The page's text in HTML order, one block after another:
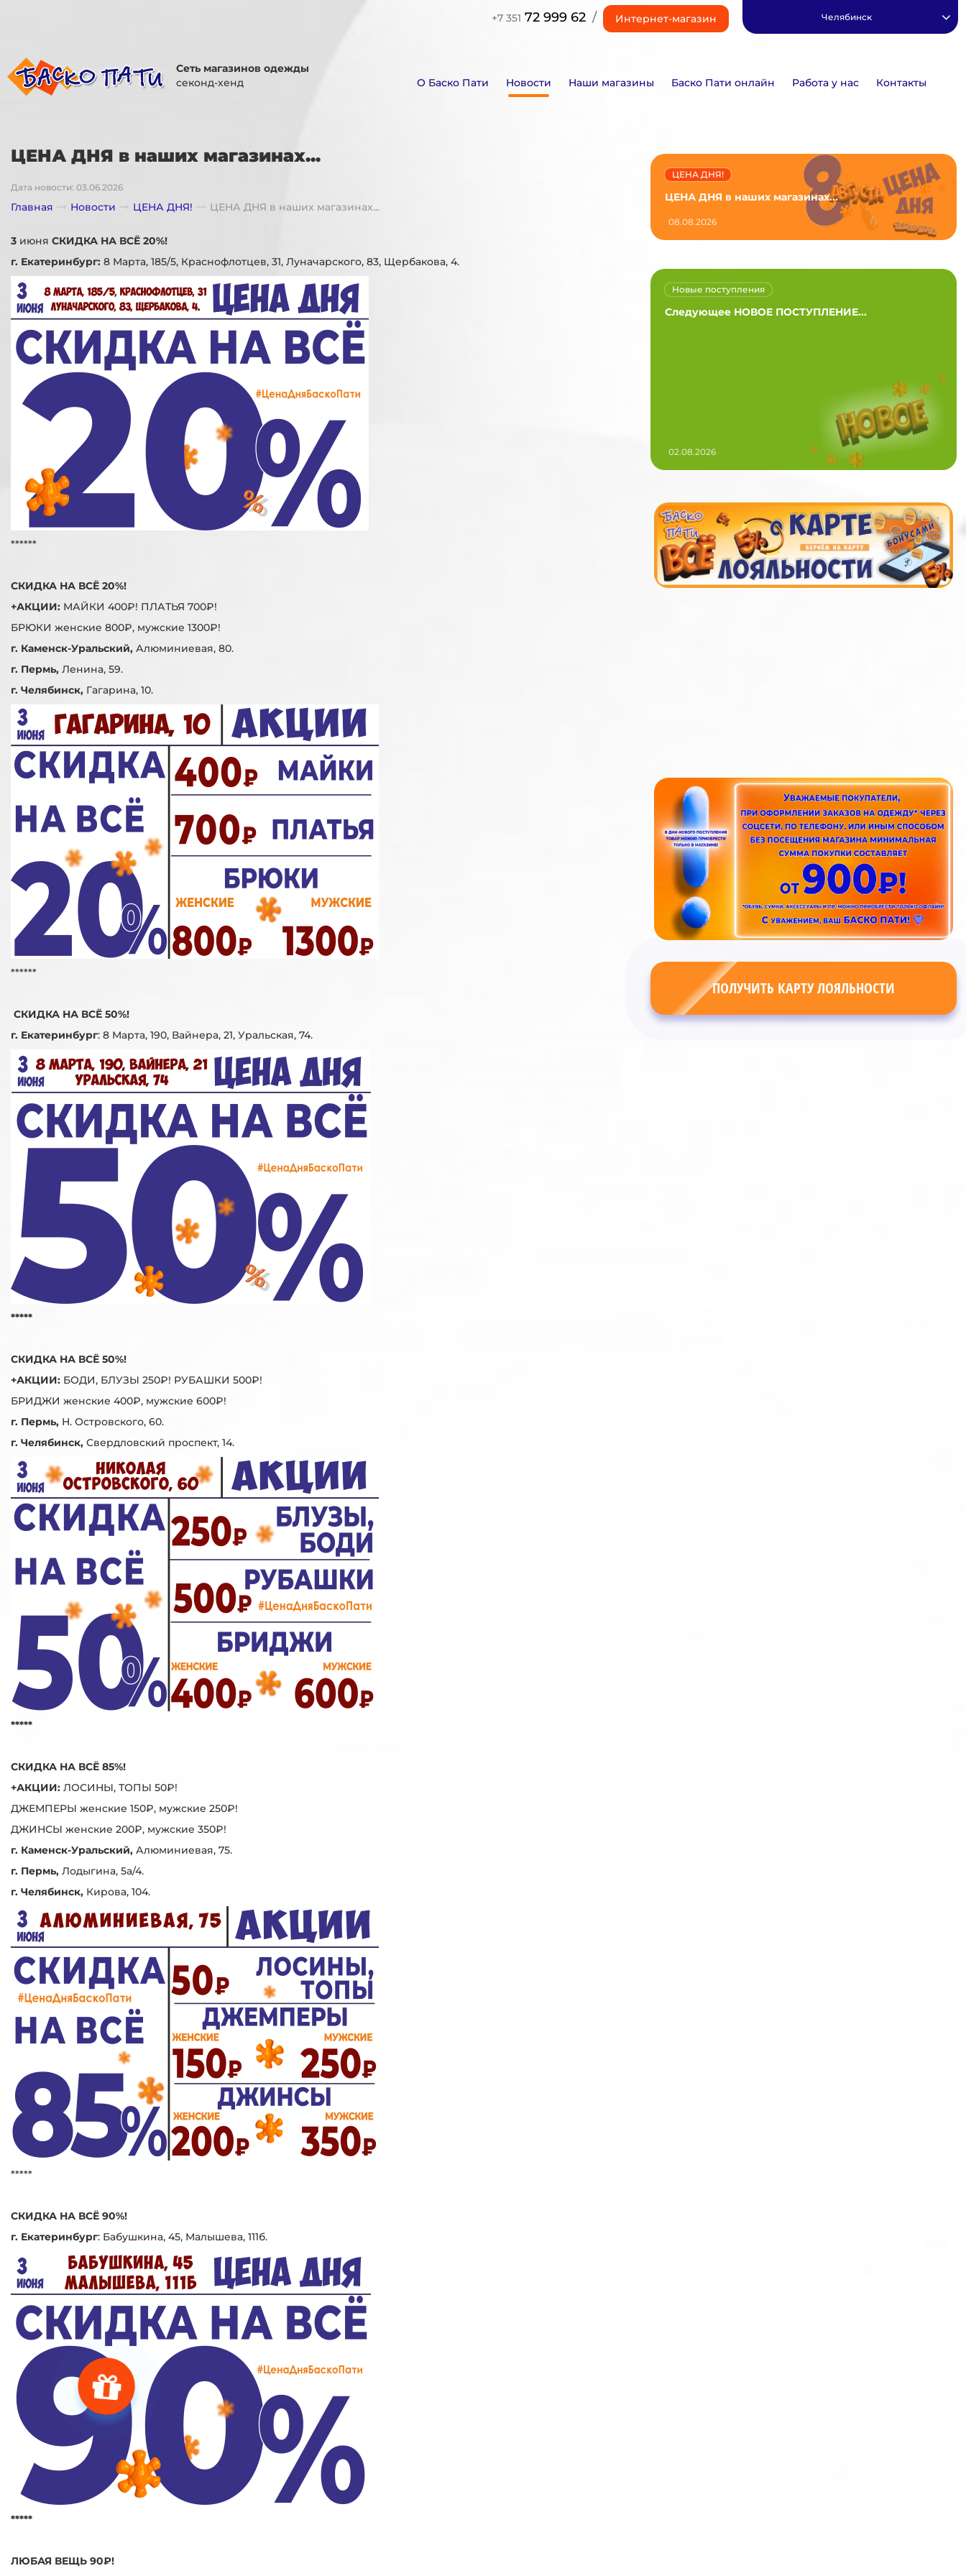
+7 351 72 999 62 / Интернет-магазин Челябинск
Сеть магазинов одежды
секонд-хенд
О Баско Пати Новости Наши магазины Баско Пати онлайн Работа у нас Контакты
ЦЕНА ДНЯ в наших магазинах...
Дата новости: 03.06.2026
Главная Новости ЦЕНА ДНЯ! ЦЕНА ДНЯ в наших магазинах...
3 июня СКИДКА НА ВСЁ 20%!
г. Екатеринбург: 8 Марта, 185/5, Краснофлотцев, 31, Луначарского, 83, Щербакова, 4.
******
СКИДКА НА ВСЁ 20%!
+АКЦИИ: МАЙКИ 400₽! ПЛАТЬЯ 700₽!
БРЮКИ женские 800₽, мужские 1300₽!
г. Каменск-Уральский, Алюминиевая, 80.
г. Пермь, Ленина, 59.
г. Челябинск, Гагарина, 10.
******
СКИДКА НА ВСЁ 50%!
г. Екатеринбург: 8 Марта, 190, Вайнера, 21, Уральская, 74.
*****
СКИДКА НА ВСЁ 50%!
+АКЦИИ: БОДИ, БЛУЗЫ 250₽! РУБАШКИ 500₽!
БРИДЖИ женские 400₽, мужские 600₽!
г. Пермь, Н. Островского, 60.
г. Челябинск, Свердловский проспект, 14.
*****
СКИДКА НА ВСЁ 85%!
+АКЦИИ: ЛОСИНЫ, ТОПЫ 50₽!
ДЖЕМПЕРЫ женские 150₽, мужские 250₽!
ДЖИНСЫ женские 200₽, мужские 350₽!
г. Каменск-Уральский, Алюминиевая, 75.
г. Пермь, Лодыгина, 5а/4.
г. Челябинск, Кирова, 104.
*****
СКИДКА НА ВСЁ 90%!
г. Екатеринбург: Бабушкина, 45, Малышева, 111б.
*****
ЛЮБАЯ ВЕЩЬ 90₽!
ЦЕНА ДНЯ в наших магазинах...
ЦЕНА ДНЯ!
08.08.2026
Следующее НОВОЕ ПОСТУПЛЕНИЕ...
Новые поступления
02.08.2026
ПОЛУЧИТЬ КАРТУ ЛОЯЛЬНОСТИ